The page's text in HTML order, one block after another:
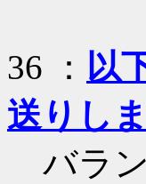
36 ： 以
送りし
バラ